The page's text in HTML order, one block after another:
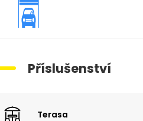
Příslušenství
Terasa